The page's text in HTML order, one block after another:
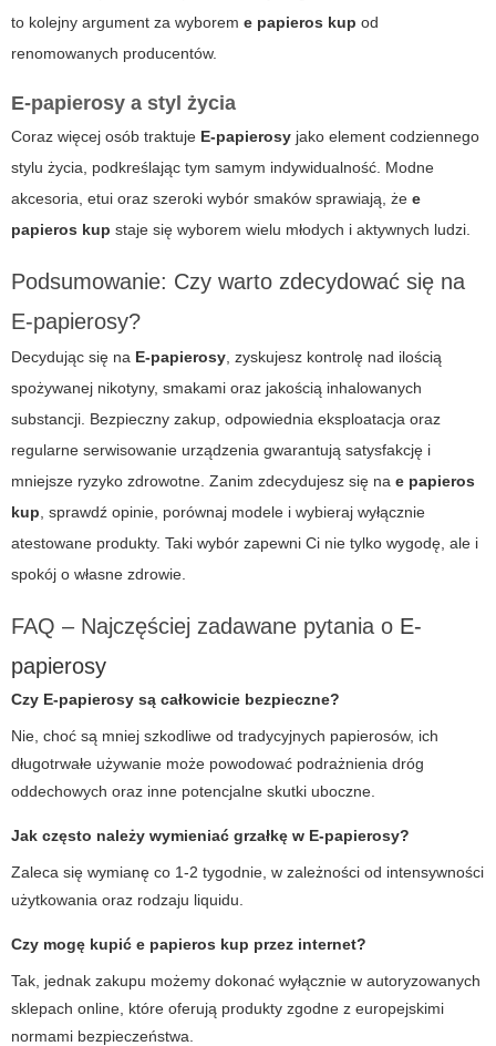
to kolejny argument za wyborem e papieros kup od
renomowanych producentów.
E-papierosy a styl życia
Coraz więcej osób traktuje E-papierosy jako element codziennego
stylu życia, podkreślając tym samym indywidualność. Modne
akcesoria, etui oraz szeroki wybór smaków sprawiają, że e
papieros kup staje się wyborem wielu młodych i aktywnych ludzi.
Podsumowanie: Czy warto zdecydować się na
E-papierosy?
Decydując się na E-papierosy, zyskujesz kontrolę nad ilością
spożywanej nikotyny, smakami oraz jakością inhalowanych
substancji. Bezpieczny zakup, odpowiednia eksploatacja oraz
regularne serwisowanie urządzenia gwarantują satysfakcję i
mniejsze ryzyko zdrowotne. Zanim zdecydujesz się na e papieros
kup, sprawdź opinie, porównaj modele i wybieraj wyłącznie
atestowane produkty. Taki wybór zapewni Ci nie tylko wygodę, ale i
spokój o własne zdrowie.
FAQ – Najczęściej zadawane pytania o E-
papierosy
Czy E-papierosy są całkowicie bezpieczne?
Nie, choć są mniej szkodliwe od tradycyjnych papierosów, ich
długotrwałe używanie może powodować podrażnienia dróg
oddechowych oraz inne potencjalne skutki uboczne.
Jak często należy wymieniać grzałkę w E-papierosy?
Zaleca się wymianę co 1-2 tygodnie, w zależności od intensywności
użytkowania oraz rodzaju liquidu.
Czy mogę kupić e papieros kup przez internet?
Tak, jednak zakupu możemy dokonać wyłącznie w autoryzowanych
sklepach online, które oferują produkty zgodne z europejskimi
normami bezpieczeństwa.